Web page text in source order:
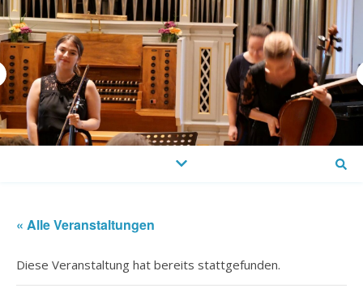
« Alle Veranstaltungen
Diese Veranstaltung hat bereits stattgefunden.